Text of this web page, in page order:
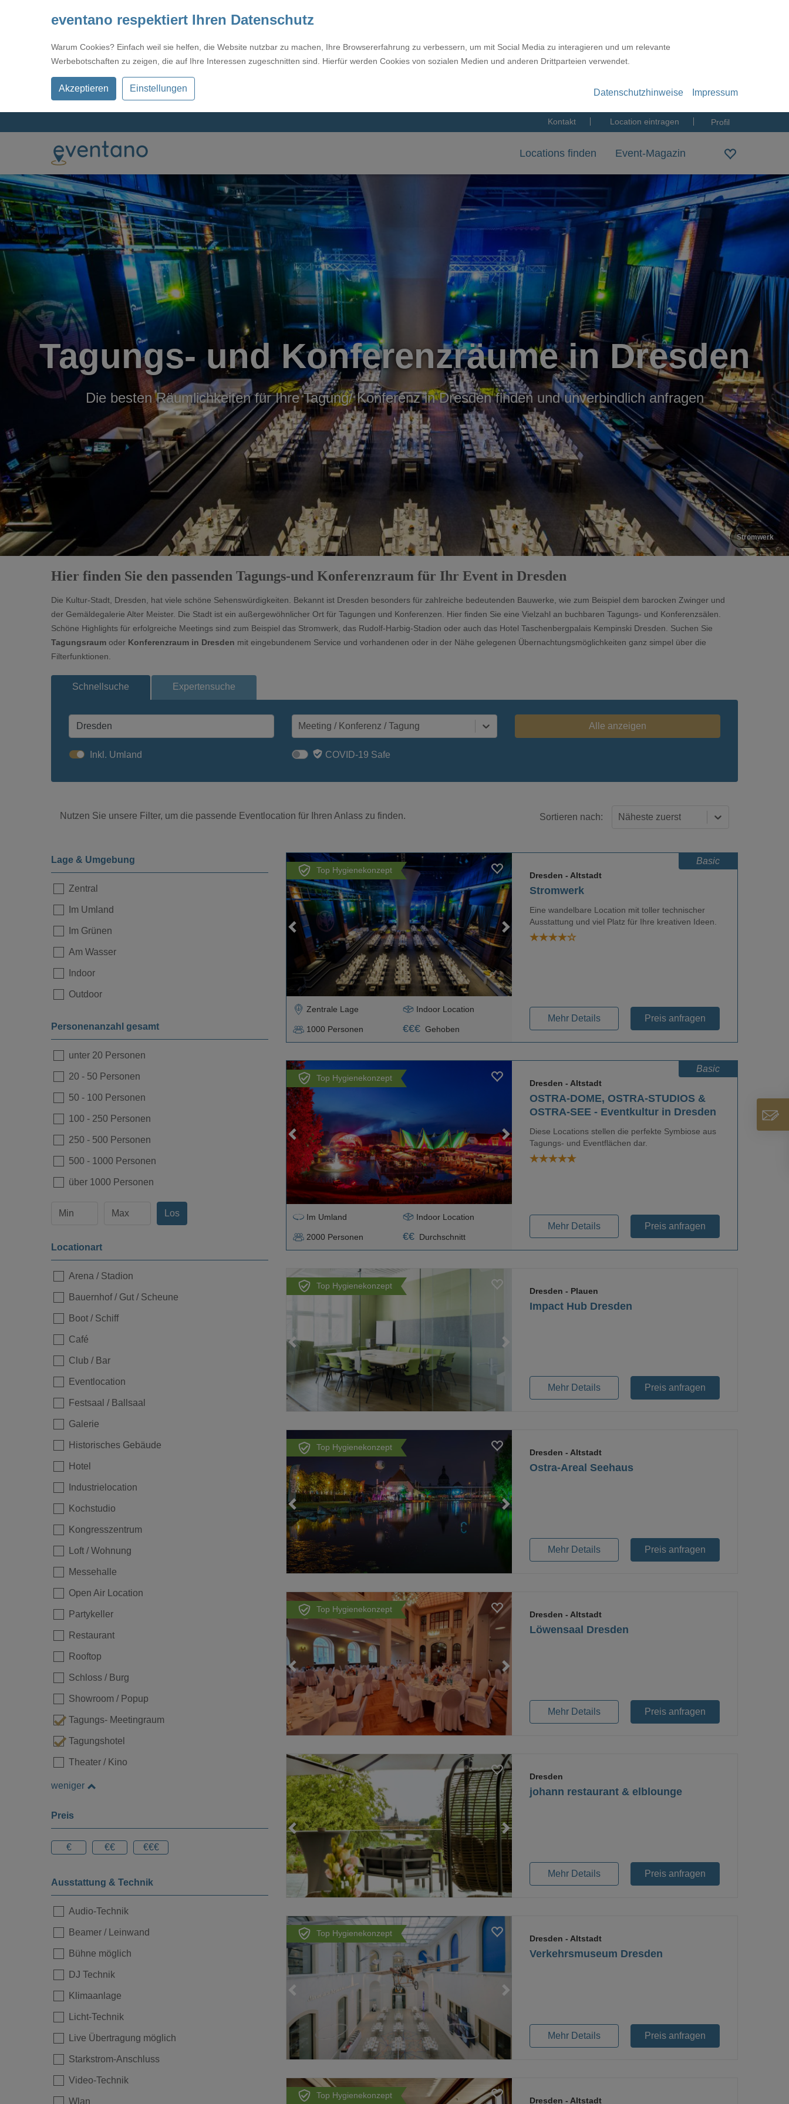
eventano respektiert Ihren Datenschutz
Warum Cookies? Einfach weil sie helfen, die Website nutzbar zu machen, Ihre Browsererfahrung zu verbessern, um mit Social Media zu interagieren und um relevante
Werbebotschaften zu zeigen, die auf Ihre Interessen zugeschnitten sind. Hierfür werden Cookies von sozialen Medien und anderen Drittparteien verwendet.
Akzeptieren Einstellungen Datenschutzhinweise Impressum
Kontakt Location eintragen Profil
Locations finden Event-Magazin
Tagungs- und Konferenzräume in Dresden
Die besten Räumlichkeiten für Ihre Tagung/ Konferenz in Dresden finden und unverbindlich anfragen
Stromwerk
Hier finden Sie den passenden Tagungs-und Konferenzraum für Ihr Event in Dresden
Die Kultur-Stadt, Dresden, hat viele schöne Sehenswürdigkeiten. Bekannt ist Dresden besonders für zahlreiche bedeutenden Bauwerke, wie zum Beispiel dem barocken Zwinger und
der Gemäldegalerie Alter Meister. Die Stadt ist ein außergewöhnlicher Ort für Tagungen und Konferenzen. Hier finden Sie eine Vielzahl an buchbaren Tagungs- und Konferenzsälen.
Schöne Highlights für erfolgreiche Meetings sind zum Beispiel das Stromwerk, das Rudolf-Harbig-Stadion oder auch das Hotel Taschenbergpalais Kempinski Dresden. Suchen Sie
Tagungsraum oder Konferenzraum in Dresden mit eingebundenem Service und vorhandenen oder in der Nähe gelegenen Übernachtungsmöglichkeiten ganz simpel über die
Filterfunktionen.
Schnellsuche Expertensuche
Meeting / Konferenz / Tagung Alle anzeigen
Inkl. Umland COVID-19 Safe
Nutzen Sie unsere Filter, um die passende Eventlocation für Ihren Anlass zu finden. Sortieren nach: Näheste zuerst
Lage & Umgebung
Zentral
Im Umland
Im Grünen
Am Wasser
Indoor
Outdoor
Personenanzahl gesamt
unter 20 Personen
20 - 50 Personen
50 - 100 Personen
100 - 250 Personen
250 - 500 Personen
500 - 1000 Personen
über 1000 Personen
Los
Locationart
Arena / Stadion
Bauernhof / Gut / Scheune
Boot / Schiff
Café
Club / Bar
Eventlocation
Festsaal / Ballsaal
Galerie
Historisches Gebäude
Hotel
Industrielocation
Kochstudio
Kongresszentrum
Loft / Wohnung
Messehalle
Open Air Location
Partykeller
Restaurant
Rooftop
Schloss / Burg
Showroom / Popup
Tagungs- Meetingraum
Tagungshotel
Theater / Kino
weniger
Preis
€ €€ €€€
Ausstattung & Technik
Audio-Technik
Beamer / Leinwand
Bühne möglich
DJ Technik
Klimaanlage
Licht-Technik
Live Übertragung möglich
Starkstrom-Anschluss
Video-Technik
Wlan
Top Hygienekonzept
Loading...
Zentrale Lage Indoor Location
1000 Personen €€€ Gehoben
Basic
Stromwerk
Dresden - Altstadt
Eine wandelbare Location mit toller technischer
Ausstattung und viel Platz für Ihre kreativen Ideen.
Mehr Details Preis anfragen
Top Hygienekonzept
Loading... Loading...
Im Umland Indoor Location
2000 Personen €€ Durchschnitt
Basic
OSTRA-DOME, OSTRA-STUDIOS &
OSTRA-SEE - Eventkultur in Dresden
Dresden - Altstadt
Diese Locations stellen die perfekte Symbiose aus
Tagungs- und Eventflächen dar.
Mehr Details Preis anfragen
Top Hygienekonzept
Impact Hub Dresden
Dresden - Plauen
Mehr Details Preis anfragen
Top Hygienekonzept
Loading...
Ostra-Areal Seehaus
Dresden - Altstadt
Mehr Details Preis anfragen
Top Hygienekonzept
Löwensaal Dresden
Dresden - Altstadt
Mehr Details Preis anfragen
Loading...
johann restaurant & elblounge
Dresden
Mehr Details Preis anfragen
Top Hygienekonzept
Loading...
Verkehrsmuseum Dresden
Dresden - Altstadt
Mehr Details Preis anfragen
Top Hygienekonzept
Dresden - Altstadt